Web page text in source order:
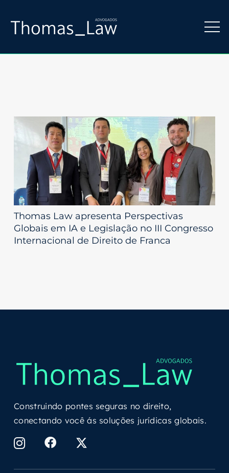
Thomas Law apresenta Perspectivas
Globais em IA e Legislação no III Congresso
Internacional de Direito de Franca
Construindo pontes seguras no direito,
conectando você ás soluções jurídicas globais.